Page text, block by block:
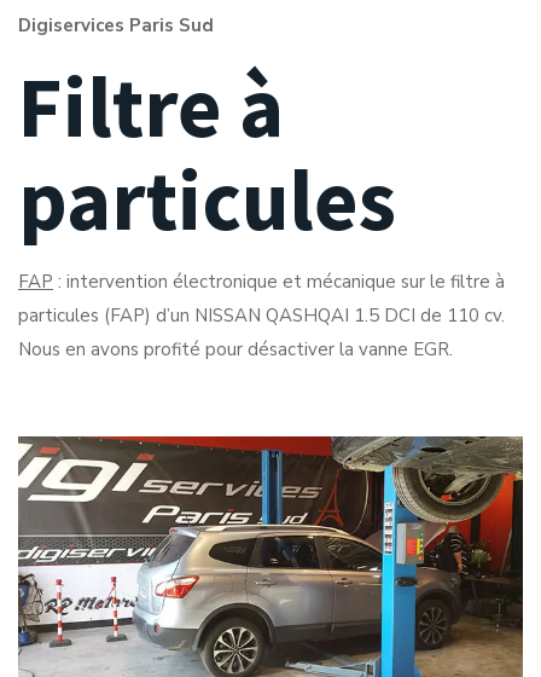
Digiservices Paris Sud
Filtre à
particules
FAP : intervention électronique et mécanique sur le filtre à
particules (FAP) d’un NISSAN QASHQAI 1.5 DCI de 110 cv.
Nous en avons profité pour désactiver la vanne EGR.